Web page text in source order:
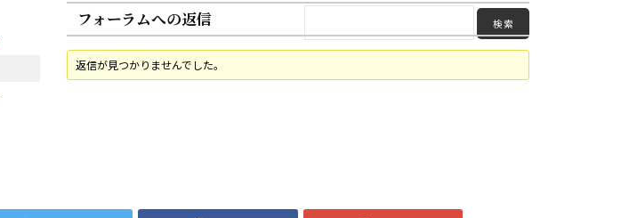
フォーラムへの返信
返信が見つかりませんでした。